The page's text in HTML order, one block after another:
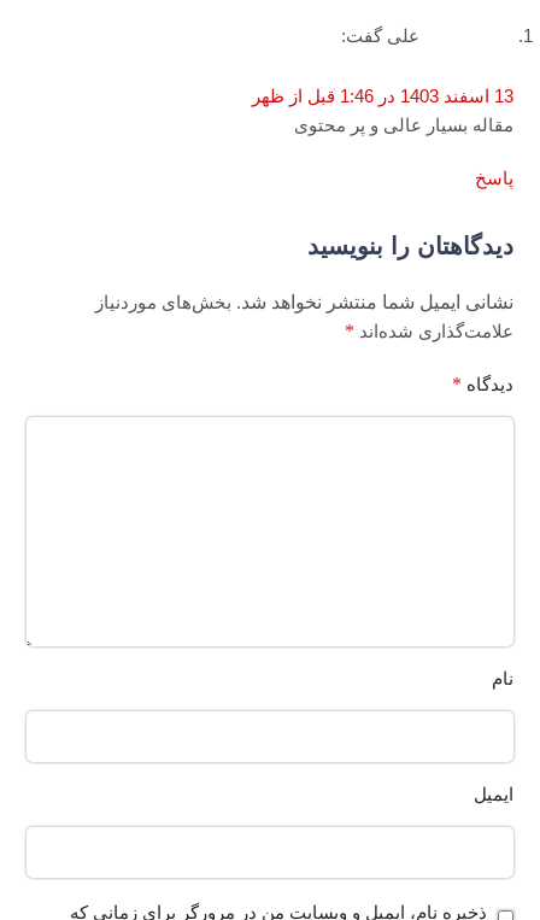
علی گفت:
13 اسفند 1403 در 1:46 قبل از ظهر
مقاله بسیار عالی و پر محتوی
پاسخ
دیدگاهتان را بنویسید
نشانی ایمیل شما منتشر نخواهد شد. بخش‌های موردنیاز
علامت‌گذاری شده‌اند *
دیدگاه *
نام
ایمیل
ذخیره نام، ایمیل و وبسایت من در مرورگر برای زمانی که